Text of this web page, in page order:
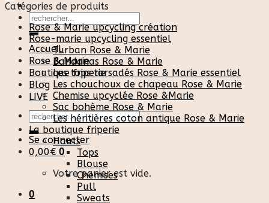
Recherche
pour :
Accueil
Rose & Marie
Boutique friperie
Blog
LIVE
Recherche
pour :
Se connecter
0,00€ 0
Votre panier est vide.
0
Catégories de produits
Rose & Marie upcycling création
Rose-marie upcycling essentiel
Turban Rose & Marie
Bandanas Rose & Marie
Les tops torsadés Rose & Marie essentiel
Les chouchoux de chapeau Rose & Marie
Chemise upcyclée Rose &Marie
Sac bohème Rose & Marie
Les héritières coton antique Rose & Marie
La boutique friperie
Hauts
Tops
Blouse
Chemises
Pull
Sweats